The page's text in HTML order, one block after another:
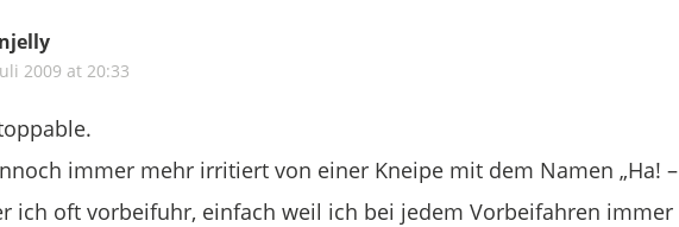
2009 at 20:33
immer mehr irritiert von einer Kneipe mit dem Namen „Ha! –
ich oft vorbeifuhr, einfach weil ich bei jedem Vorbeifahren immer